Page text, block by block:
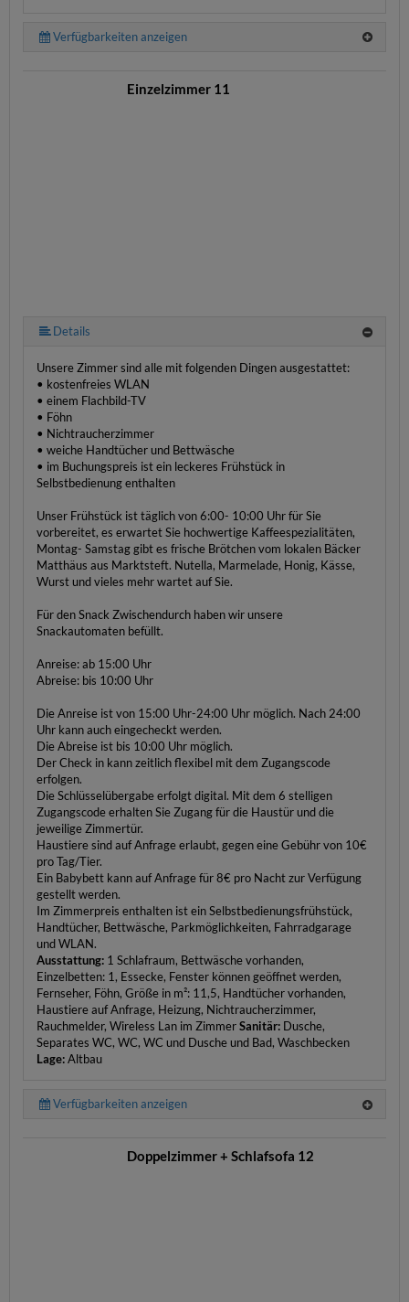
Verfügbarkeiten anzeigen
Einzelzimmer 11
Details
Unsere Zimmer sind alle mit folgenden Dingen ausgestattet:
• kostenfreies WLAN
• einem Flachbild-TV
• Föhn
• Nichtraucherzimmer
• weiche Handtücher und Bettwäsche
• im Buchungspreis ist ein leckeres Frühstück in
Selbstbedienung enthalten
Unser Frühstück ist täglich von 6:00- 10:00 Uhr für Sie
vorbereitet, es erwartet Sie hochwertige Kaffeespezialitäten,
Montag- Samstag gibt es frische Brötchen vom lokalen Bäcker
Matthäus aus Marktsteft. Nutella, Marmelade, Honig, Kässe,
Wurst und vieles mehr wartet auf Sie.
Für den Snack Zwischendurch haben wir unsere
Snackautomaten befüllt.
Anreise: ab 15:00 Uhr
Abreise: bis 10:00 Uhr
Die Anreise ist von 15:00 Uhr-24:00 Uhr möglich. Nach 24:00
Uhr kann auch eingecheckt werden.
Die Abreise ist bis 10:00 Uhr möglich.
Der Check in kann zeitlich flexibel mit dem Zugangscode
erfolgen.
Die Schlüsselübergabe erfolgt digital. Mit dem 6 stelligen
Zugangscode erhalten Sie Zugang für die Haustür und die
jeweilige Zimmertür.
Haustiere sind auf Anfrage erlaubt, gegen eine Gebühr von 10€
pro Tag/Tier.
Ein Babybett kann auf Anfrage für 8€ pro Nacht zur Verfügung
gestellt werden.
Im Zimmerpreis enthalten ist ein Selbstbedienungsfrühstück,
Handtücher, Bettwäsche, Parkmöglichkeiten, Fahrradgarage
und WLAN.
Ausstattung: 1 Schlafraum, Bettwäsche vorhanden,
Einzelbetten: 1, Essecke, Fenster können geöffnet werden,
Fernseher, Föhn, Größe in m²: 11,5, Handtücher vorhanden,
Haustiere auf Anfrage, Heizung, Nichtraucherzimmer,
Rauchmelder, Wireless Lan im ZimmerSanitär: Dusche,
Separates WC, WC, WC und Dusche und Bad, Waschbecken
Lage:Altbau
Verfügbarkeiten anzeigen
Doppelzimmer + Schlafsofa 12